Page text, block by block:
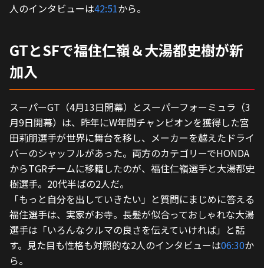
人のインタビューは42:51から。
GTとSFで福住仁嶺＆大湯都史樹が新
加入
スーパーGT（4月13日開幕）とスーパーフォーミュラ（3
月9日開幕）は、昨年にW年間チャンピオンを獲得した宮
田莉朋選手が世界に舞台を移し、メーカーを越えたドライ
バーのシャッフルがあった。両方のカテゴリーでHONDA
からTGRチームに移籍したのが、福住仁嶺選手と大湯都史
樹選手。20代半ばの2人だ。
「もっと自分を出していきたい」と質問にまじめに答える
福住選手は、実家がお寺。長髪が似合っておしゃれな大湯
選手は「いろんなクルマの良さを伝えていければ」と話
す。見た目も性格も対照的な2人のインタビューは06:30か
ら。